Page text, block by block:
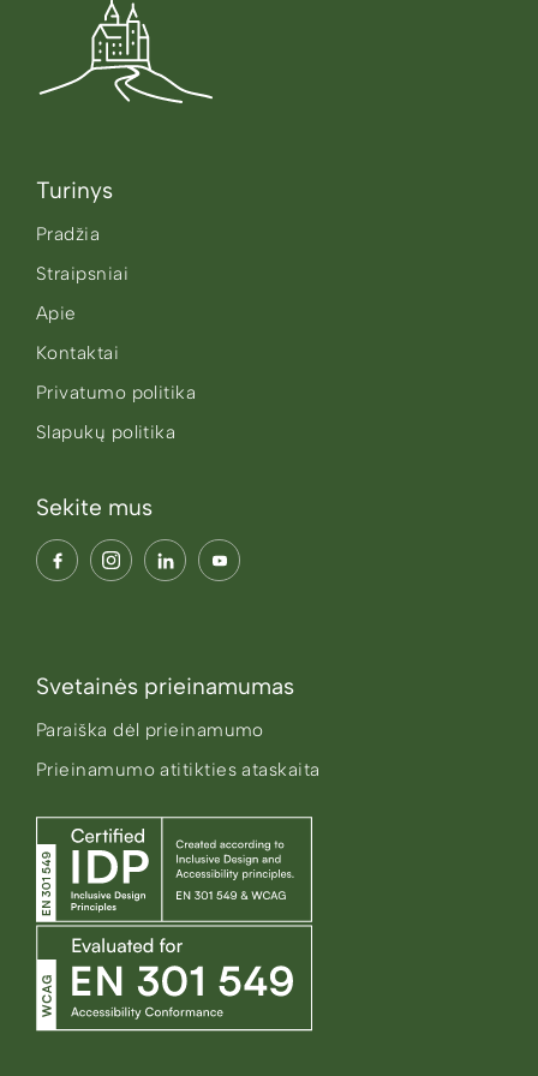
Svetainės prieinamumas
Paraiška dėl prieinamumo
Prieinamumo atitikties ataskaita
Turinys
Pradžia
Straipsniai
Apie
Kontaktai
Privatumo politika
Slapukų politika
Sekite mus